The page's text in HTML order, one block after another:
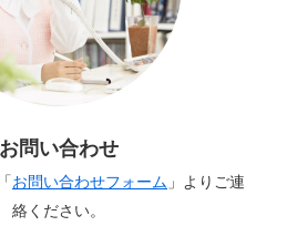
お問い合わせ
お問い合わせフォーム 」よりご連
絡ください。